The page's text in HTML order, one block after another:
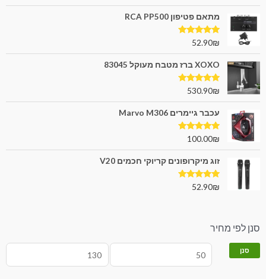
מתאם פטיפון RCA PP500
דורג5.00
52.90₪
XOXO ברז מטבח מעוקל 83045
דורג5.00
530.90₪
עכבר גיימרים Marvo M306
דורג5.00
100.00₪
זוג מיקרופונים קריוקי חכמים V20
דורג5.00
52.90₪
סנן לפי מחיר
סנן